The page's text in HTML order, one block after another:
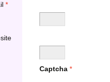
*
Captcha *